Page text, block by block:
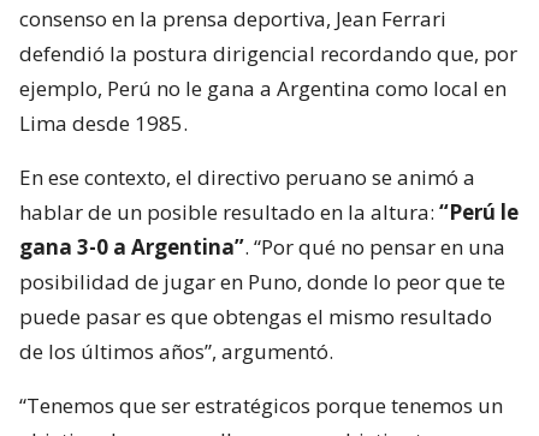
consenso en la prensa deportiva, Jean Ferrari
defendió la postura dirigencial recordando que, por
ejemplo, Perú no le gana a Argentina como local en
Lima desde 1985.
En ese contexto, el directivo peruano se animó a
hablar de un posible resultado en la altura: “Perú le
gana 3-0 a Argentina”. “Por qué no pensar en una
posibilidad de jugar en Puno, donde lo peor que te
puede pasar es que obtengas el mismo resultado
de los últimos años”, argumentó.
“Tenemos que ser estratégicos porque tenemos un